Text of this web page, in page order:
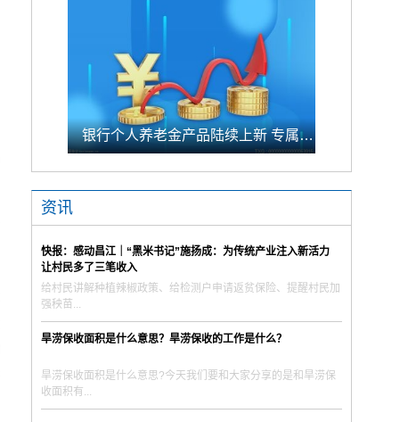
银行个人养老金产品陆续上新 专属储蓄期限偏1年至5年的中长期
资讯
快报：感动昌江｜“黑米书记”施扬成：为传统产业注入新活力
让村民多了三笔收入
给村民讲解种植辣椒政策、给检测户申请返贫保险、提醒村民加
强秧苗...
旱涝保收面积是什么意思？旱涝保收的工作是什么？
旱涝保收面积是什么意思?今天我们要和大家分享的是和旱涝保
收面积有...